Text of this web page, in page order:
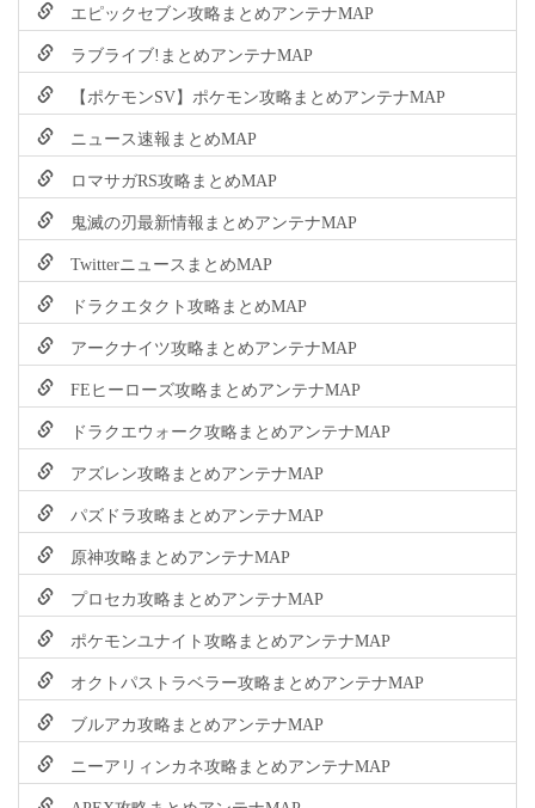
エピックセブン攻略まとめアンテナMAP
ラブライブ!まとめアンテナMAP
【ポケモンSV】ポケモン攻略まとめアンテナMAP
ニュース速報まとめMAP
ロマサガRS攻略まとめMAP
鬼滅の刃最新情報まとめアンテナMAP
TwitterニュースまとめMAP
ドラクエタクト攻略まとめMAP
アークナイツ攻略まとめアンテナMAP
FEヒーローズ攻略まとめアンテナMAP
ドラクエウォーク攻略まとめアンテナMAP
アズレン攻略まとめアンテナMAP
パズドラ攻略まとめアンテナMAP
原神攻略まとめアンテナMAP
プロセカ攻略まとめアンテナMAP
ポケモンユナイト攻略まとめアンテナMAP
オクトパストラベラー攻略まとめアンテナMAP
ブルアカ攻略まとめアンテナMAP
ニーアリィンカネ攻略まとめアンテナMAP